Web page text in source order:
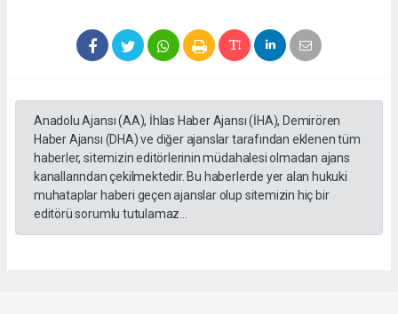
Anadolu Ajansı (AA), İhlas Haber Ajansı (İHA), Demirören
Haber Ajansı (DHA) ve diğer ajanslar tarafından eklenen tüm
haberler, sitemizin editörlerinin müdahalesi olmadan ajans
kanallarından çekilmektedir. Bu haberlerde yer alan hukuki
muhataplar haberi geçen ajanslar olup sitemizin hiç bir
editörü sorumlu tutulamaz...